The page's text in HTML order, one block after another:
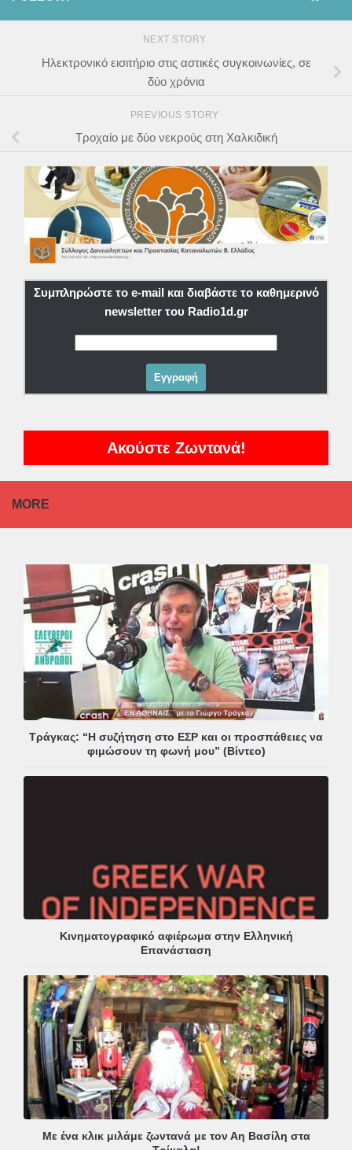
NEXT STORY
Ηλεκτρονικό εισιτήριο στις αστικές συγκοινωνίες, σε
δύο χρόνια
PREVIOUS STORY
Τροχαίο με δύο νεκρούς στη Χαλκιδική
Συμπληρώστε το e-mail και διαβάστε το καθημερινό
newsletter του Radio1d.gr
Ακούστε Ζωντανά!
MORE
Τράγκας: “Η συζήτηση στο ΕΣΡ και οι προσπάθειες να
φιμώσουν τη φωνή μου” (Βίντεο)
Κινηματογραφικό αφιέρωμα στην Ελληνική
Επανάσταση
Με ένα κλικ μιλάμε ζωντανά με τον Αη Βασίλη στα